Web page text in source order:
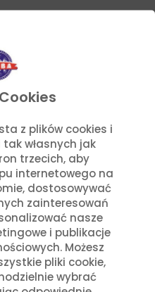
z plików cookies i
własnych jak
trzecich, aby
internetowego na
dostosowywać
zainteresowań
nasze
i publikacje
Możesz
pliki cookie,
wybrać